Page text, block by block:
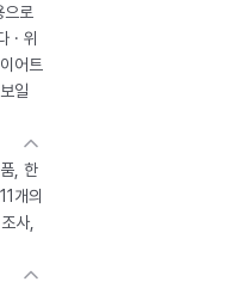
로
· 위
어트
일
, 한
개의
사,